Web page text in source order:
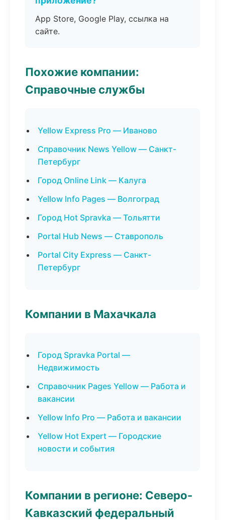
App Store, Google Play, ссылка на
сайте.
Похожие компании:
Справочные службы
Yellow Express Pro — Иваново
Справочник News Yellow — Санкт-
Петербург
Город Online Link — Калуга
Yellow Info Pages — Волгоград
Город Hot Spravka — Тольятти
Portal Hub News — Ставрополь
Portal City Express — Санкт-
Петербург
Компании в Махачкала
Город Spravka Portal —
Недвижимость
Справочник Pages Yellow — Работа и
вакансии
Yellow Info Pro — Работа и вакансии
Yellow Hot Expert — Городские
новости и события
Компании в регионе: Северо-
Кавказский федеральный